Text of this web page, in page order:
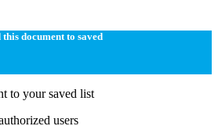
this document to saved
to your saved list
users